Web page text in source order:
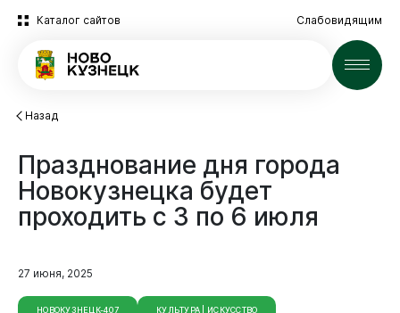
Каталог сайтов Слабовидящим
Новости
Назад
Празднование дня города
Новокузнецка будет
проходить с 3 по 6 июля
27 июня, 2025
НОВОКУЗНЕЦК-407 КУЛЬТУРА | ИСКУССТВО